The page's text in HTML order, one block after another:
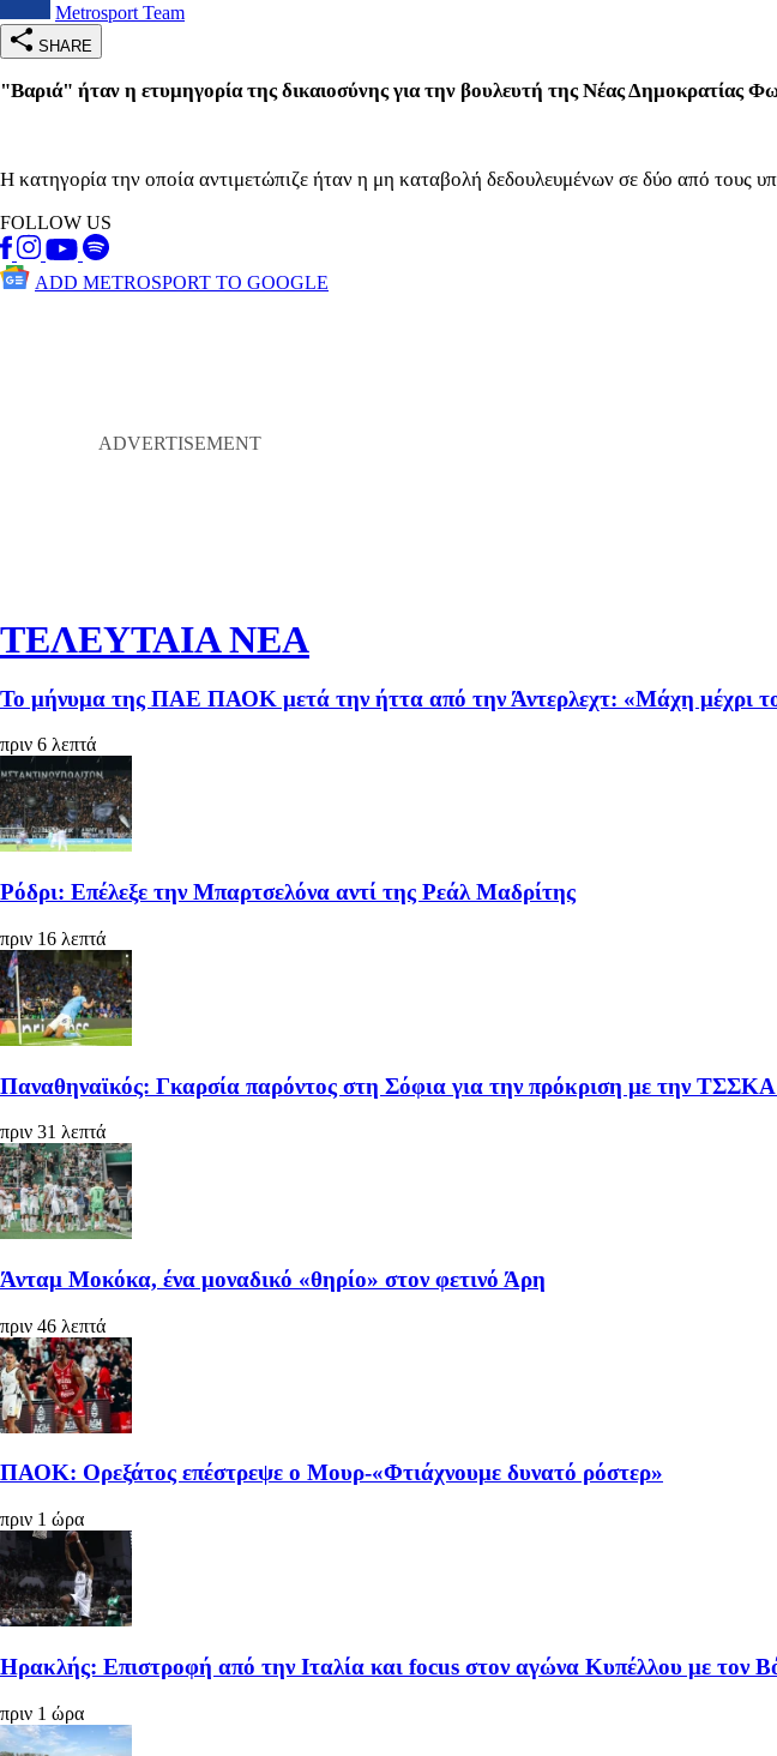
Metrosport Team
SHARE
"Βαριά" ήταν η ετυμηγορία της δικαιοσύνης για την βουλευτή της Νέας Δημοκρατίας
Η κατηγορία την οποία αντιμετώπιζε ήταν η μη καταβολή δεδουλευμένων σε δύο από τους
FOLLOW US
ADD METROSPORT TO GOOGLE
ΤΕΛΕΥΤΑΙΑ ΝΕΑ
Το μήνυμα της ΠΑΕ ΠΑΟΚ μετά την ήττα από την Άντερλεχτ: «Μάχη μέχρι το
πριν 6 λεπτά
Ρόδρι: Επέλεξε την Μπαρτσελόνα αντί της Ρεάλ Μαδρίτης
πριν 16 λεπτά
Παναθηναϊκός: Γκαρσία παρόντος στη Σόφια για την πρόκριση με την
πριν 31 λεπτά
Άνταμ Μοκόκα, ένα μοναδικό «θηρίο» στον φετινό Άρη
πριν 46 λεπτά
ΠΑΟΚ: Ορεξάτος επέστρεψε ο Μουρ-«Φτιάχνουμε δυνατό ρόστερ»
πριν 1 ώρα
Ηρακλής: Επιστροφή από την Ιταλία και focus στον αγώνα Κυπέλλου με τον
πριν 1 ώρα